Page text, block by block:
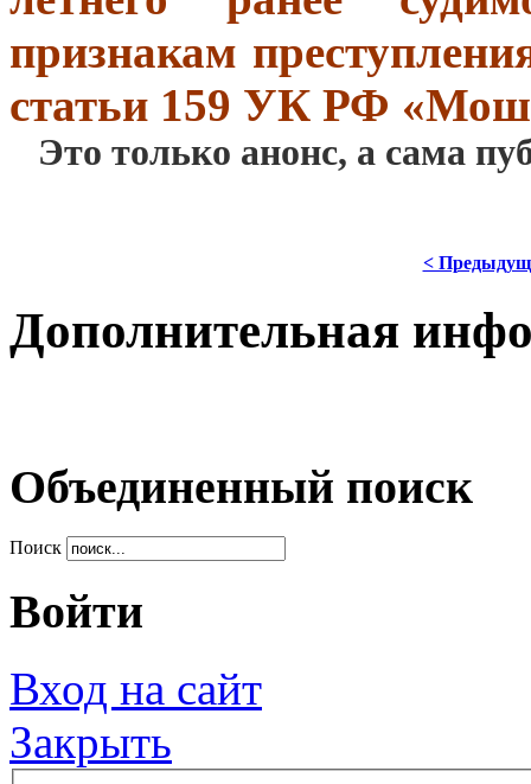
признакам
статьи 159 УК РФ
Это только анонс, а сама
<
Дополнительная
Объединенный поиск
Поиск
Войти
Вход на сайт
Закрыть